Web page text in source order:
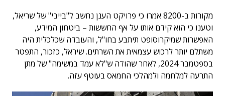
מקורות ב-8200 אמרו כי פרויקט הענן נחשב ל"בייבי" של שריאל,
וטענו כי הוא קידם אותו על אף החששות – ביטחון המידע,
האפשרות שמיקרוסופט תיתבע בחו"ל, והעובדה שכלכלית היה
משתלם יותר לרכוש עצמאית את השרתים. שיראל, כזכור, התפטר
בספטמבר 2024, לאחר שהודה ש"לא עמד במשימה" של מתן
התרעה למלחמה ולמהלכי החמאס בעוטף עזה.